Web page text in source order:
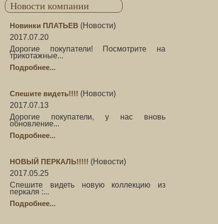
Новости компании
Новинки ПЛАТЬЕВ (Новости)
2017.07.20
Дорогие покупатели! Посмотрите на
трикотажные...
Подробнее...
Спешите видеть!!!! (Новости)
2017.07.13
Дорогие покупатели, у нас вновь
обновление...
Подробнее...
НОВЫЙ ПЕРКАЛЬ!!!!! (Новости)
2017.05.25
Спешите видеть новую коллекцию из
перкаля :...
Подробнее...